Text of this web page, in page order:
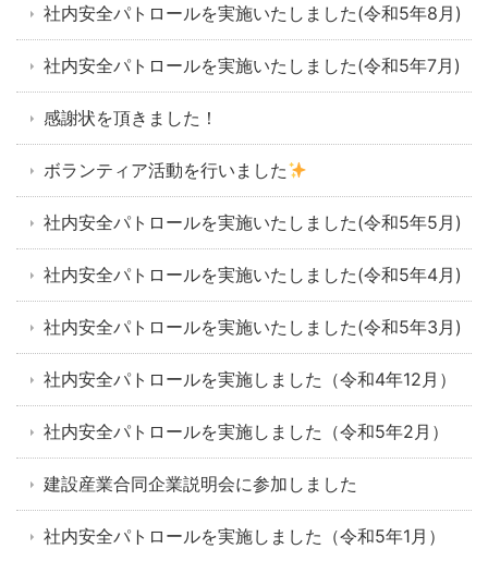
社内安全パトロールを実施いたしました(令和5年8月)
社内安全パトロールを実施いたしました(令和5年7月)
感謝状を頂きました！
ボランティア活動を行いました
社内安全パトロールを実施いたしました(令和5年5月)
社内安全パトロールを実施いたしました(令和5年4月)
社内安全パトロールを実施いたしました(令和5年3月)
社内安全パトロールを実施しました（令和4年12月）
社内安全パトロールを実施しました（令和5年2月）
建設産業合同企業説明会に参加しました
社内安全パトロールを実施しました（令和5年1月）